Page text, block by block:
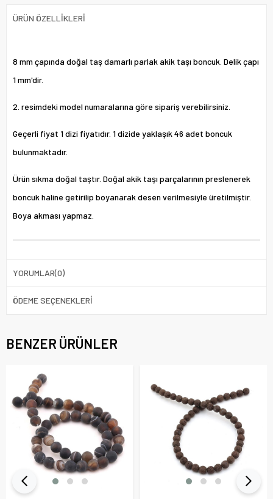
ÜRÜN ÖZELLIKLERI
8 mm çapında doğal taş damarlı parlak akik taşı boncuk. Delik çapı
1 mm'dir.
2. resimdeki model numaralarına göre sipariş verebilirsiniz.
Geçerli fiyat 1 dizi fiyatıdır. 1 dizide yaklaşık 46 adet boncuk
bulunmaktadır.
Ürün sıkma doğal taştır. Doğal akik taşı parçalarının preslenerek
boncuk haline getirilip boyanarak desen verilmesiyle üretilmiştir.
Boya akması yapmaz.
YORUMLAR(0)
ÖDEME SEÇENEKLERI
BENZER ÜRÜNLER